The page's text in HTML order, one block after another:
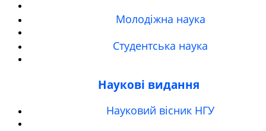
Молодіжна наука
Студентська наука
Наукові видання
Науковий вісник НГУ